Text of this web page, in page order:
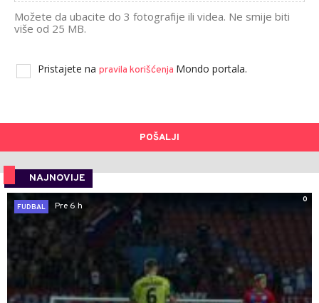
Možete da ubacite do 3 fotografije ili videa. Ne smije biti
više od 25 MB.
Pristajete na pravila korišćenja Mondo portala.
POŠALJI
NAJNOVIJE
0
FUDBAL
Pre 6 h